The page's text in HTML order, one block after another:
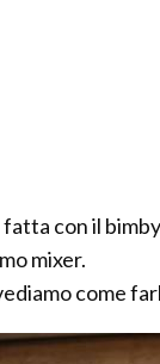
con il
mixer.
come